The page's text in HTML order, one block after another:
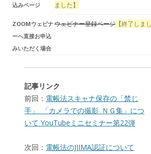
込みページ
ました】
ZOOMウェビナ
ーへ直接お申込
みいただく場合
ウェビナー登録ページ 【終了しま
記事リンク
前回： 電帳法スキャナ保存の「禁じ
手」_「カメラでの撮影_ＮＧ集」につ
いて YouTubeミニセミナー第22弾
次回： 電帳法のJIIMA認証について